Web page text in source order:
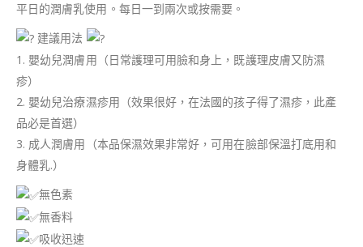
平日的潤膚乳使用。每日一到兩次或按需要。
建議用法
1. 嬰幼兒潤膚用（日常護理可用臉和身上，既護理皮膚又防濕
疹）
2. 嬰幼兒治療濕疹用（效果很好，在法國的孩子得了濕疹，此產
品必是首選）
3. 成人潤膚用（本品保濕效果非常好，可用在臉部保溫打底用和
身體乳.）
無色素
無香料
吸收迅速